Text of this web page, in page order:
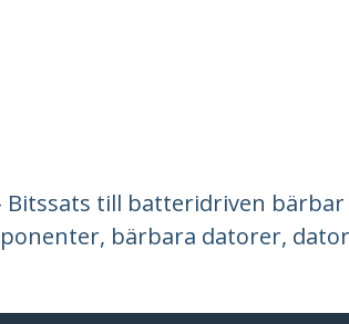
till batteridriven bärbar
bärbara datorer,